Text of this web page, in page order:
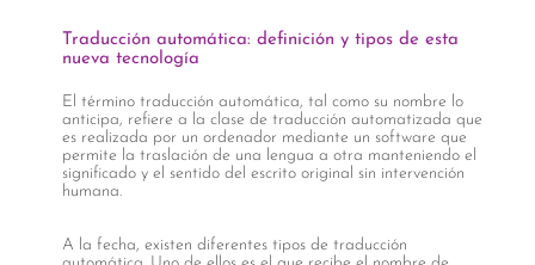
Traducción automática: definición y tipos de esta
nueva tecnología
El término traducción automática, tal como su nombre lo
anticipa, refiere a la clase de traducción automatizada que
es realizada por un ordenador mediante un software que
permite la traslación de una lengua a otra manteniendo el
significado y el sentido del escrito original sin intervención
humana.
A la fecha, existen diferentes tipos de traducción